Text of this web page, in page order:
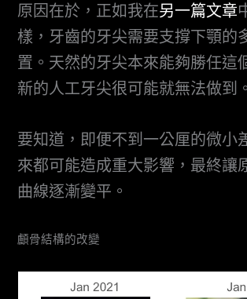
原因在於，正如我在另一篇文章
樣，牙齒的牙尖需要支撐下顎的
置。天然的牙尖本來能夠勝任
新的人工牙尖很可能就無法做到。
要知道，即便不到一公厘的微小
來都可能造成重大影響，最終讓
曲線逐漸變平。
顱骨結構的改變